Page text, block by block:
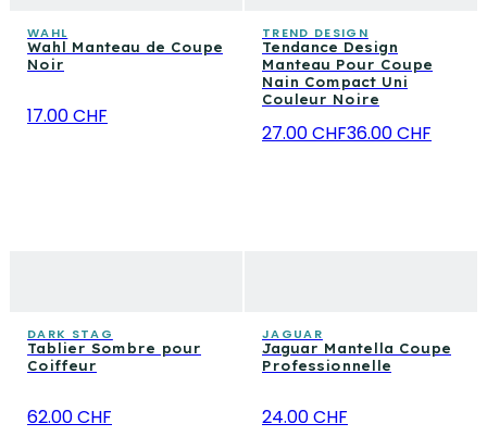
WAHL
Wahl Manteau de Coupe
Noir
17.00 CHF
TREND DESIGN
Tendance Design
Manteau Pour Coupe
Nain Compact Uni
Couleur Noire
27.00 CHF36.00 CHF
DARK STAG
Tablier Sombre pour
Coiffeur
62.00 CHF
JAGUAR
Jaguar Mantella Coupe
Professionnelle
24.00 CHF